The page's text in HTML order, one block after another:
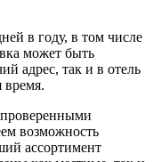
в году, в том числе
может быть
адрес, так и в отель
время.
возможность
ассортимент